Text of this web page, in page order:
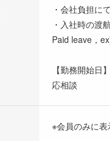
・会社負担に
・入社時の渡
Paid leave，
【勤務開始日】
応相談
※会員のみに